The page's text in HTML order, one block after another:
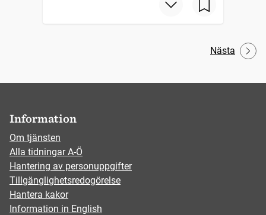
Nästa
Information
Om tjänsten
Alla tidningar A-Ö
Hantering av personuppgifter
Tillgänglighetsredogörelse
Hantera kakor
Information in English